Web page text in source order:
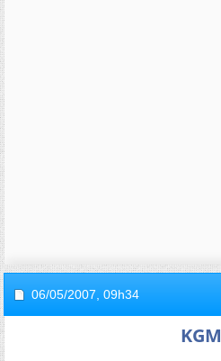
06/05/2007, 09h34
KGM